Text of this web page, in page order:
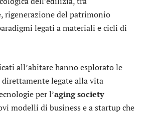
rigenerazione del patrimonio
legati a materiali e cicli di
all’abitare hanno esplorato le
legate alla vita
per l’aging society
modelli di business e a startup che